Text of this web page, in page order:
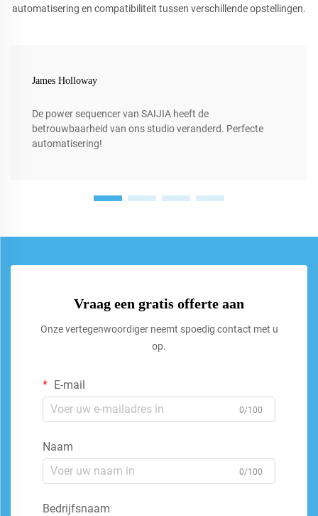
automatisering en compatibiliteit tussen verschillende opstellingen.
James Holloway
De power sequencer van SAIJIA heeft de
betrouwbaarheid van ons studio veranderd. Perfecte
automatisering!
Vraag een gratis offerte aan
Onze vertegenwoordiger neemt spoedig contact met u
op.
E-mail
0/100
Naam
0/100
Bedrijfsnaam